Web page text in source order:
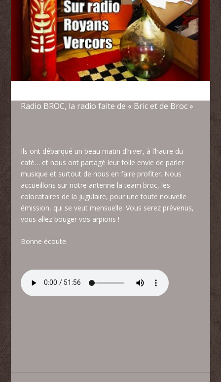
Radio BROC, la radio faite de « Bric et de Broc »
Ils ont débarqué un beau matin d’hiver, à l’haure du
café… et nous ont partagé leur folle envie de parler
musique et surtout de nous en faire profiter. Nous
accueillons sur notre antenne la team broc, les
colocataires de la jugulaire, pour une toute nouvelle
émission, qui se veut mensuelle. Vous serez prévenus,
vous allez bouger vos arpions !
Bonne écoute.